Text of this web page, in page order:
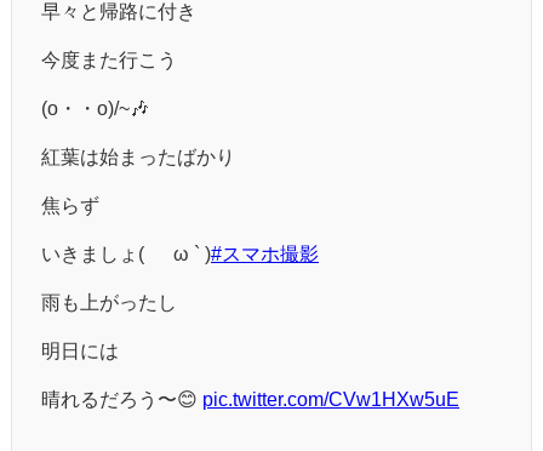
早々と帰路に付き
今度また行こう
(o・・o)/~🎶
紅葉は始まったばかり
焦らず
いきましょ( ´ ω ` )#スマホ撮影
雨も上がったし
明日には
晴れるだろう〜😊 pic.twitter.com/CVw1HXw5uE